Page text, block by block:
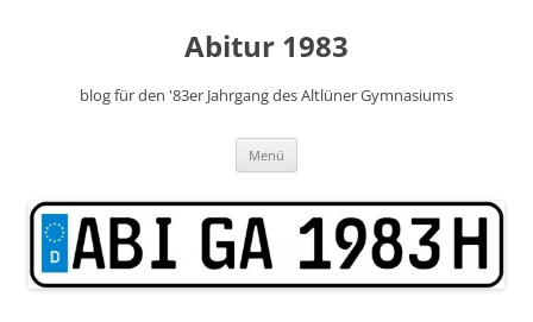
Abitur 1983
blog für den '83er Jahrgang des Altlüner Gymnasiums
Menü